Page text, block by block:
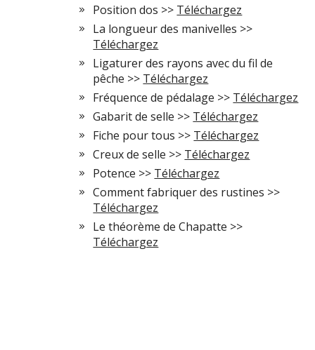
Position dos >> Téléchargez
La longueur des manivelles >>
Téléchargez
Ligaturer des rayons avec du fil de
pêche >> Téléchargez
Fréquence de pédalage >> Téléchargez
Gabarit de selle >> Téléchargez
Fiche pour tous >> Téléchargez
Creux de selle >> Téléchargez
Potence >> Téléchargez
Comment fabriquer des rustines >>
Téléchargez
Le théorème de Chapatte >>
Téléchargez